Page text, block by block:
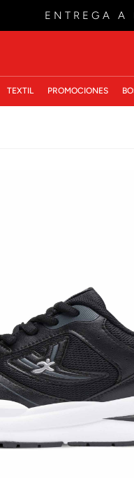
ENTREGA
TEXTIL PROMOCIONES